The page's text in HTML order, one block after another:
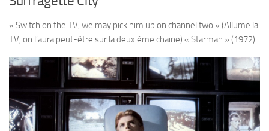
« Switch on the TV, we may pick him up on channel two » (Allume la
TV, on l’aura peut-être sur la deuxième chaine) « Starman » (1972)